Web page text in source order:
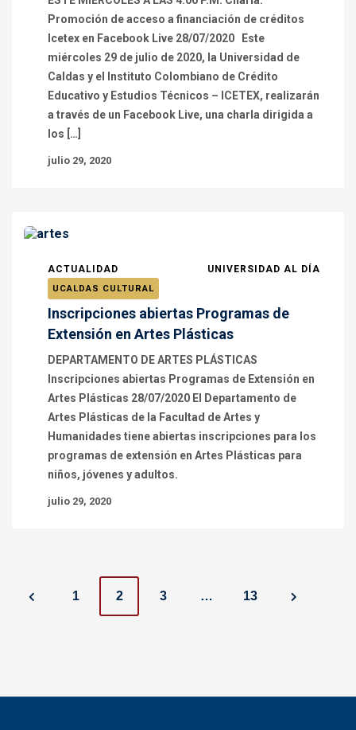
Promoción de acceso a financiación de créditos
Icetex en Facebook Live 28/07/2020 Este
miércoles 29 de julio de 2020, la Universidad de
Caldas y el Instituto Colombiano de Crédito
Educativo y Estudios Técnicos – ICETEX, realizarán
a través de un Facebook Live, una charla dirigida a
los […]
julio 29, 2020
ACTUALIDAD UNIVERSIDAD AL DÍA
UCALDAS CULTURAL
Inscripciones abiertas Programas de
Extensión en Artes Plásticas
DEPARTAMENTO DE ARTES PLÁSTICAS
Inscripciones abiertas Programas de Extensión en
Artes Plásticas 28/07/2020 El Departamento de
Artes Plásticas de la Facultad de Artes y
Humanidades tiene abiertas inscripciones para los
programas de extensión en Artes Plásticas para
niños, jóvenes y adultos.
julio 29, 2020
P
t
1 2 3 … 13